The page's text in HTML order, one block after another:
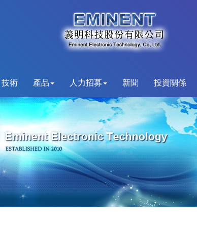
技術 產品 人力招募 新聞 投資關係